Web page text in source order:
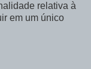
relativa à
em um único